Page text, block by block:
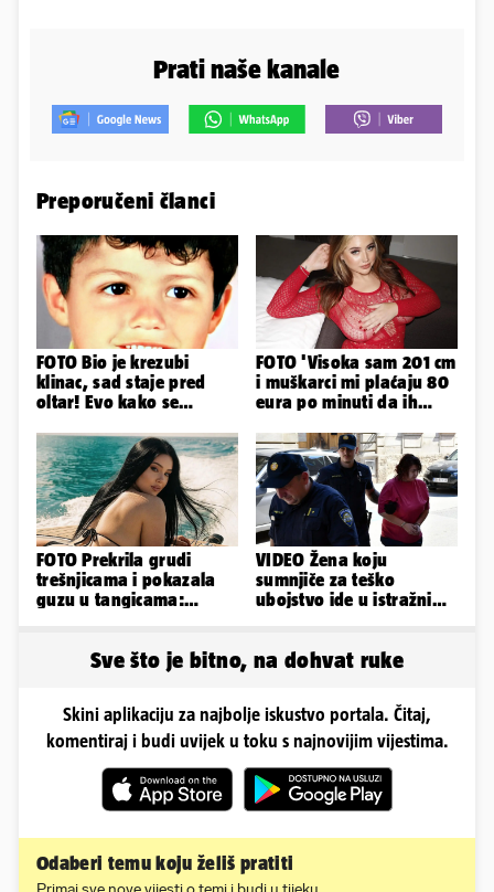
Prati naše kanale
Preporučeni članci
FOTO Bio je krezubi
klinac, sad staje pred
oltar! Evo kako se
najvećih...
FOTO 'Visoka sam 201 cm
i muškarci mi plaćaju 80
eura po minuti da ih
FOTO Prekrila grudi
trešnjicama i pokazala
guzu u tangicama:
VIDEO Žena koju
sumnjiče za teško
ubojstvo ide u istražni
Sve što je bitno, na dohvat ruke
Skini aplikaciju za najbolje iskustvo portala. Čitaj,
komentiraj i budi uvijek u toku s najnovijim vijestima.
Odaberi temu koju želiš pratiti